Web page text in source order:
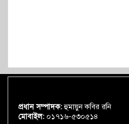
প্রধান সম্পাদক:হুমায়ুন কবির রনি
মোবাইল: ০১৭১৬-৫৩০৫১৪